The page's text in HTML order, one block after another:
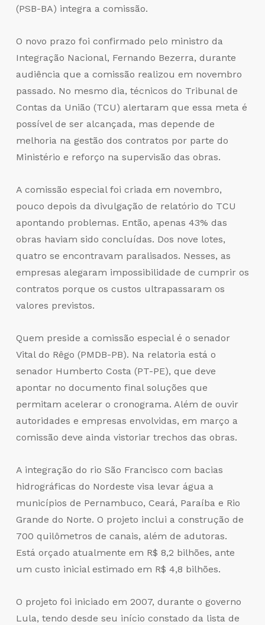
(PSB-BA) integra a comissão.
O novo prazo foi confirmado pelo ministro da
Integração Nacional, Fernando Bezerra, durante
audiência que a comissão realizou em novembro
passado. No mesmo dia, técnicos do Tribunal de
Contas da União (TCU) alertaram que essa meta é
possível de ser alcançada, mas depende de
melhoria na gestão dos contratos por parte do
Ministério e reforço na supervisão das obras.
A comissão especial foi criada em novembro,
pouco depois da divulgação de relatório do TCU
apontando problemas. Então, apenas 43% das
obras haviam sido concluídas. Dos nove lotes,
quatro se encontravam paralisados. Nesses, as
empresas alegaram impossibilidade de cumprir os
contratos porque os custos ultrapassaram os
valores previstos.
Quem preside a comissão especial é o senador
Vital do Rêgo (PMDB-PB). Na relatoria está o
senador Humberto Costa (PT-PE), que deve
apontar no documento final soluções que
permitam acelerar o cronograma. Além de ouvir
autoridades e empresas envolvidas, em março a
comissão deve ainda vistoriar trechos das obras.
A integração do rio São Francisco com bacias
hidrográficas do Nordeste visa levar água a
municípios de Pernambuco, Ceará, Paraíba e Rio
Grande do Norte. O projeto inclui a construção de
700 quilômetros de canais, além de adutoras.
Está orçado atualmente em R$ 8,2 bilhões, ante
um custo inicial estimado em R$ 4,8 bilhões.
O projeto foi iniciado em 2007, durante o governo
Lula, tendo desde seu início constado da lista de